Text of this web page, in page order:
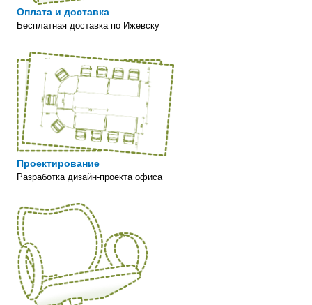
Оплата и доставка
Бесплатная доставка по Ижевску
Проектирование
Разработка дизайн-проекта офиса